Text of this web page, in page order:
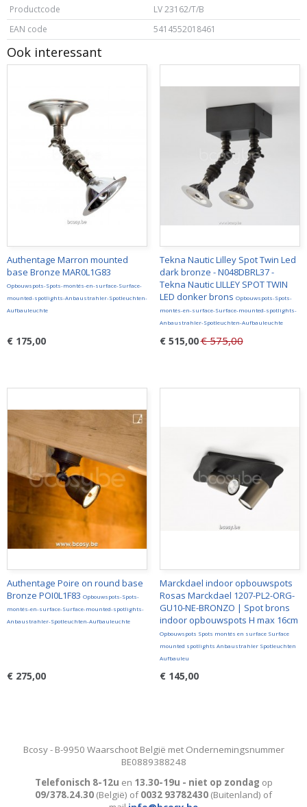
Productcode
LV 23162/T/B
EAN code
5414552018461
Ook interessant
Authentage Marron mounted
base Bronze MAR0L1G83
Opbouwspots-Spots-montés-en-surface-Surface-
mounted-spotlights-Anbaustrahler-Spotleuchten-
Aufbauleuchte
€ 175,00
Tekna Nautic Lilley Spot Twin Led
dark bronze - N048DBRL37 -
Tekna Nautic LILLEY SPOT TWIN
LED donker brons Opbouwspots-Spots-
montés-en-surface-Surface-mounted-spotlights-
Anbaustrahler-Spotleuchten-Aufbauleuchte
€ 515,00€ 575,00
Authentage Poire on round base
Bronze POI0L1F83 Opbouwspots-Spots-
montés-en-surface-Surface-mounted-spotlights-
Anbaustrahler-Spotleuchten-Aufbauleuchte
€ 275,00
Marckdael indoor opbouwspots
Rosas Marckdael 1207-PL2-ORG-
GU10-NE-BRONZO | Spot brons
indoor opbouwspots H max 16cm
Opbouwspots Spots montés en surface Surface
mounted spotlights Anbaustrahler Spotleuchten
Aufbauleu
€ 145,00
Bcosy - B-9950 Waarschoot België met Ondernemingsnummer
BE0889388248
Telefonisch 8-12u en 13.30-19u - niet op zondag op
09/378.24.30 (België) of0032 93782430 (Buitenland) of